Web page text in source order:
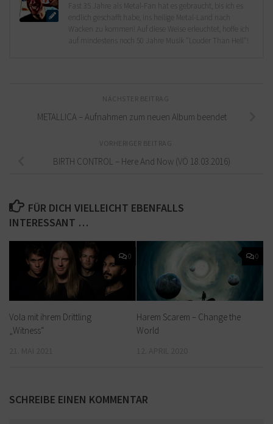
Fast 35 Jahre als Metal-Fan hat es gebraucht, bis ich es
endlich geschafft habe, ins heilige Metal-Land nach
Wacken zu kommen! Auf diese Weise erleuchtet, hoffe ich
auf mindestens noch 50 Jahre Musik "Louder Than Hell"!
NÄCHSTER BEITRAG
METALLICA – Aufnahmen zum neuen Album beendet
VORHERIGER BEITRAG
BIRTH CONTROL – Here And Now (VÖ 18.03.2016)
FÜR DICH VIELLEICHT EBENFALLS
INTERESSANT …
0
Vola mit ihrem Drittling
„Witness“
0
Harem Scarem – Change the
World
SCHREIBE EINEN KOMMENTAR